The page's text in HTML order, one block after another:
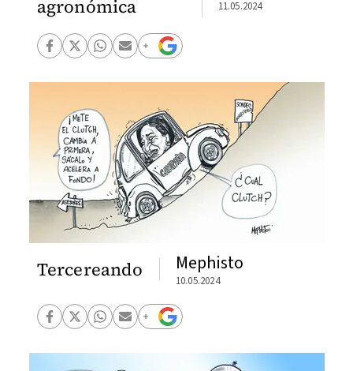
agronómica 11.05.2024
Tercereando Mephisto
10.05.2024